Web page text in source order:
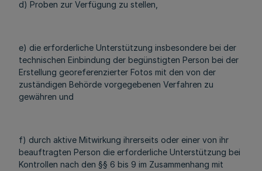
d) Proben zur Verfügung zu stellen,
e) die erforderliche Unterstützung insbesondere bei der
technischen Einbindung der begünstigten Person bei der
Erstellung georeferenzierter Fotos mit den von der
zuständigen Behörde vorgegebenen Verfahren zu
gewähren und
f) durch aktive Mitwirkung ihrerseits oder einer von ihr
beauftragten Person die erforderliche Unterstützung bei
Kontrollen nach den §§ 6 bis 9 im Zusammenhang mit